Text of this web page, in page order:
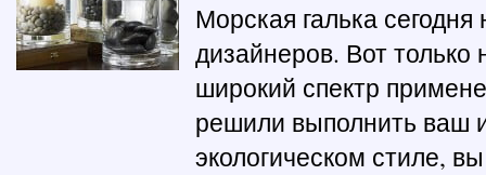
Морская галька
дизайнеров. Вот
широкий спектр
решили выполнить ваш
экологическом стиле,